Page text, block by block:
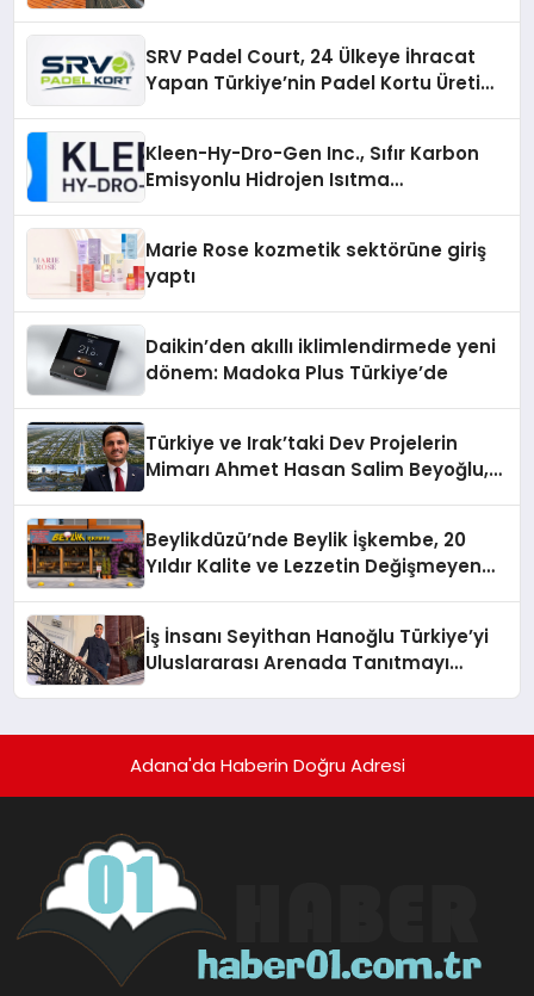
SRV Padel Court, 24 Ülkeye İhracat
Yapan Türkiye’nin Padel Kortu Üretim
Kleen-Hy-Dro-Gen Inc., Sıfır Karbon
Emisyonlu Hidrojen Isıtma
Marie Rose kozmetik sektörüne giriş
yaptı
Daikin’den akıllı iklimlendirmede yeni
dönem: Madoka Plus Türkiye’de
Türkiye ve Irak’taki Dev Projelerin
Mimarı Ahmet Hasan Salim Beyoğlu,
Hayata Geçirecek
Beylikdüzü’nde Beylik İşkembe, 20
Yıldır Kalite ve Lezzetin Değişmeyen
İş İnsanı Seyithan Hanoğlu Türkiye’yi
Uluslararası Arenada Tanıtmayı
Adana'da Haberin Doğru Adresi